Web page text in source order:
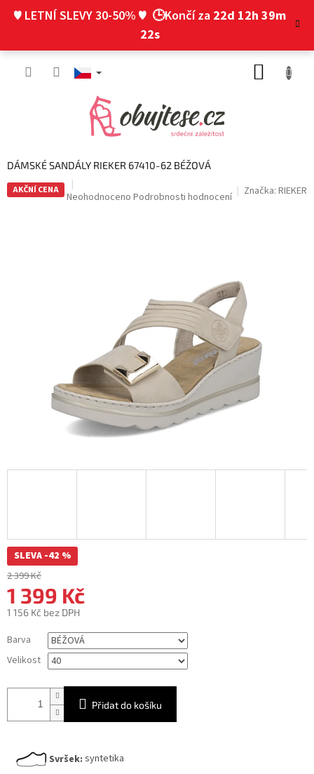
♥ LETNÍ SLEVY 30-50% ♥ 🕒Končí za 22d 12h 39m
21s
DÁMSKÉ SANDÁLY RIEKER 67410-62 BÉŽOVÁ
AKČNÍ CENA
Průměrné
Neohodnoceno Podrobnosti hodnocení Značka: RIEKER
SLEVA -42 %
2 399 Kč
1 399 Kč
1 156 Kč bez DPH
cena:
Barva
Velikost
Přidat do košíku
Svršek: syntetika